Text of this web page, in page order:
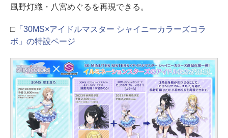
風野灯織・八宮めぐるを再現できる。
□ 「30MS×アイドルマスター シャイニーカラーズコラ
ボ」の特設ページ